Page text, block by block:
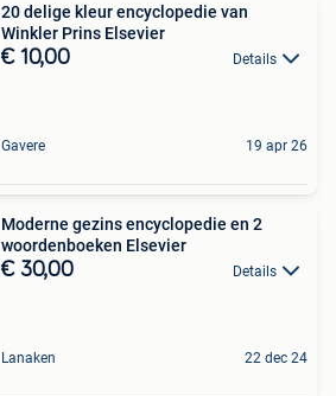
20 delige kleur encyclopedie van
Winkler Prins Elsevier
€ 10,00 Details
Gavere 19 apr 26
Moderne gezins encyclopedie en 2
woordenboeken Elsevier
€ 30,00 Details
Lanaken 22 dec 24